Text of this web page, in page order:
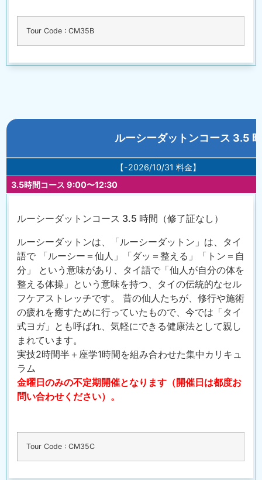
Tour Code : CM35B
ルーシーダットンコース 3.5
【-2026/10/31 料金】
3.5時間コース 9:00〜12:30
ルーシーダットンコース 3.5 時間（修了証なし）
ルーシーダットンは、「ルーシーダットン」は、タイ
語で 「ルーシー＝仙人」「ダッ＝整える」「トン＝自
分」 という意味があり、タイ語で「仙人が自分の体を
整える体操」という意味を持つ、タイの伝統的なセル
フケアストレッチです。 昔の仙人たちが、修行や施術
の疲れを癒すために行っていたもので、今では「タイ
式ヨガ」とも呼ばれ、気軽にできる健康法として親し
まれています。
実技2時間半＋座学1時間を組み合わせた集中カリキュ
ラム
金曜日のみの不定期開催となります（開催日は都度お
問い合わせください）。
Tour Code : CM35C